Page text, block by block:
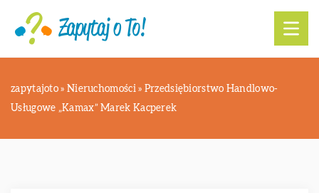
zapytajoto » Nieruchomości» Przedsiębiorstwo Handlowo-
Usługowe „Kamax” Marek Kacperek